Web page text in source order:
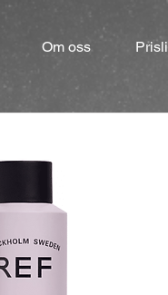
Om oss